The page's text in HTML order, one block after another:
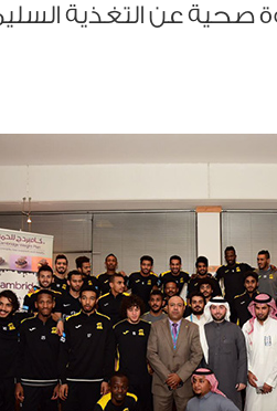
صحية عن التغذية